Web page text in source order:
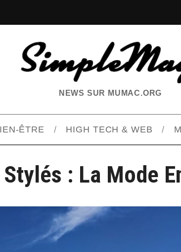
NEWS SUR MUMAC.ORG
ÊTRE HIGH TECH & WEB
: La Mode